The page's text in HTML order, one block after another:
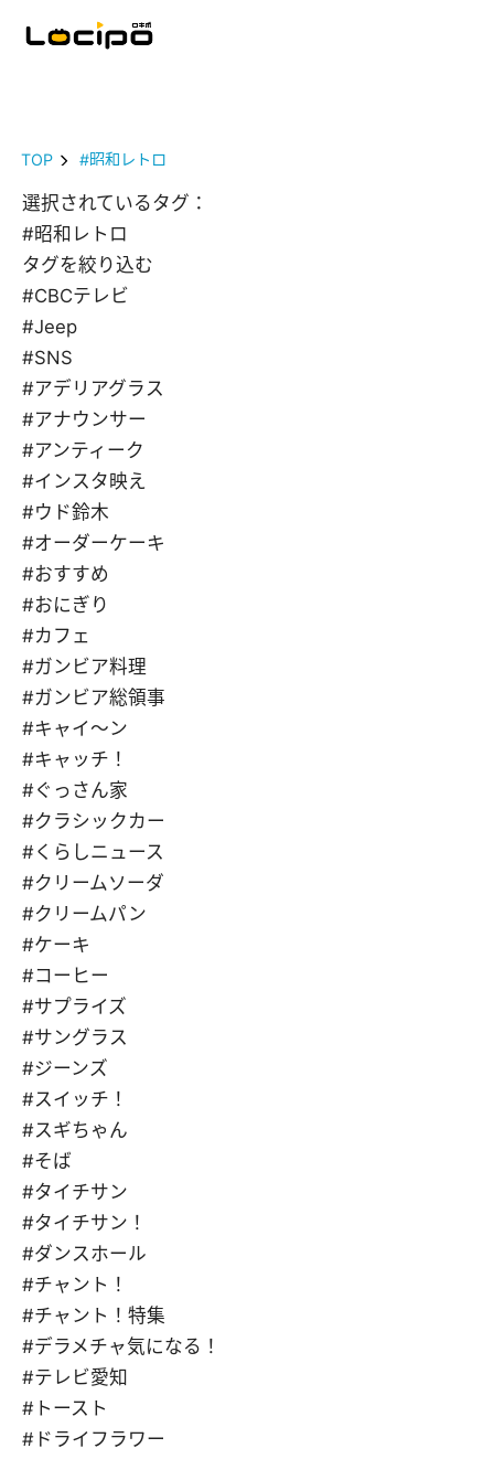
TOP #昭和レトロ
選択されているタグ：
#昭和レトロ
タグを絞り込む
#CBCテレビ
#Jeep
#SNS
#アデリアグラス
#アナウンサー
#アンティーク
#インスタ映え
#ウド鈴木
#オーダーケーキ
#おすすめ
#おにぎり
#カフェ
#ガンビア料理
#ガンビア総領事
#キャイ～ン
#キャッチ！
#ぐっさん家
#クラシックカー
#くらしニュース
#クリームソーダ
#クリームパン
#ケーキ
#コーヒー
#サプライズ
#サングラス
#ジーンズ
#スイッチ！
#スギちゃん
#そば
#タイチサン
#タイチサン！
#ダンスホール
#チャント！
#チャント！特集
#デラメチャ気になる！
#テレビ愛知
#トースト
#ドライフラワー